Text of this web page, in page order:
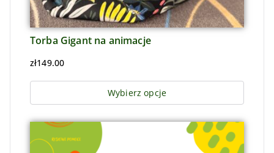
Torba Gigant na animacje
zł149.00
Wybierz opcje